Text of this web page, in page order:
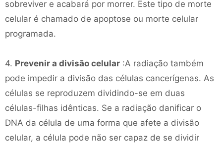
sobreviver e acabará por morrer. Este tipo de morte
celular é chamado de apoptose ou morte celular
programada.
4. Prevenir a divisão celular :A radiação também
pode impedir a divisão das células cancerígenas. As
células se reproduzem dividindo-se em duas
células-filhas idênticas. Se a radiação danificar o
DNA da célula de uma forma que afete a divisão
celular, a célula pode não ser capaz de se dividir